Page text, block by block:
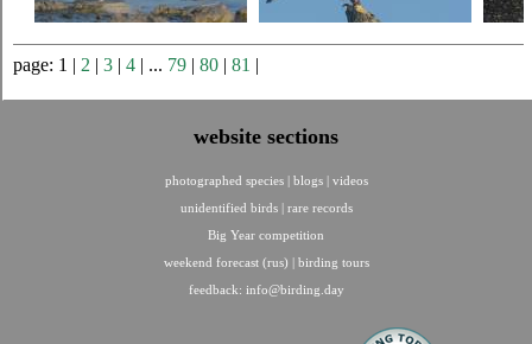
page: 1 | 2 | 3 | 4 | ... 79 | 80 | 81 |
website sections
photographed species | blogs | videos
unidentified birds | rare records
Big Year competition
weekend forecast (rus) | birding tours
feedback: info@birding.day